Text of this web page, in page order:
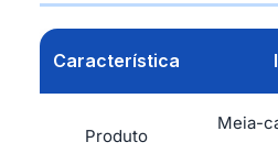
Característica
Produto
Meia-